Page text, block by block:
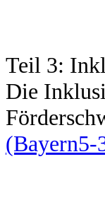
Teil 3:
Die
(Bayern5-